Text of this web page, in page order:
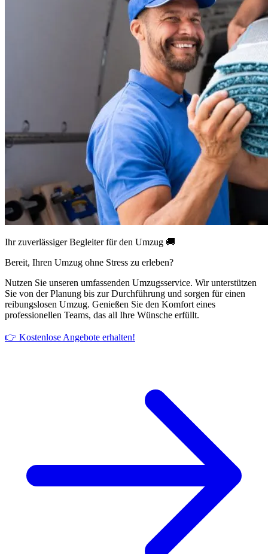
Ihr zuverlässiger Begleiter für den Umzug 🚚
Bereit, Ihren Umzug ohne Stress zu erleben?
Nutzen Sie unseren umfassenden Umzugsservice. Wir unterstützen
Sie von der Planung bis zur Durchführung und sorgen für einen
reibungslosen Umzug. Genießen Sie den Komfort eines
professionellen Teams, das all Ihre Wünsche erfüllt.
👉 Kostenlose Angebote erhalten!